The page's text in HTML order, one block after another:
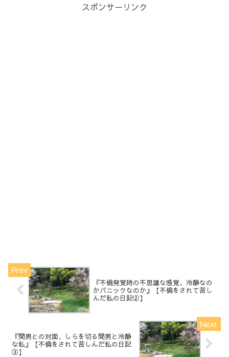
スポンサーリンク
『不倫発覚時の不思議な感覚、冷静なの
かパニックなのか』【不倫をされて苦し
んだ私の日記②】
『間男との対面、しらを切る間男と冷静
な私』【不倫をされて苦しんだ私の日記
③】